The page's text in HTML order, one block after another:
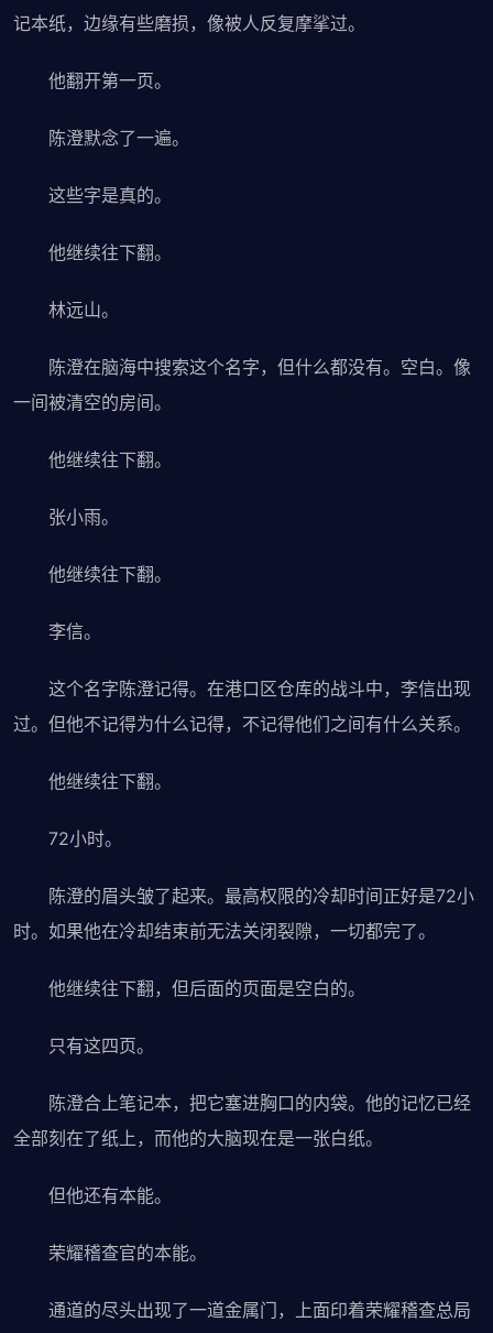
记本纸，边缘有些磨损，像被人反复摩挲过。
他翻开第一页。
陈澄默念了一遍。
这些字是真的。
他继续往下翻。
林远山。
陈澄在脑海中搜索这个名字，但什么都没有。空白。像
一间被清空的房间。
他继续往下翻。
张小雨。
他继续往下翻。
李信。
这个名字陈澄记得。在港口区仓库的战斗中，李信出现
过。但他不记得为什么记得，不记得他们之间有什么关系。
他继续往下翻。
72小时。
陈澄的眉头皱了起来。最高权限的冷却时间正好是72小
时。如果他在冷却结束前无法关闭裂隙，一切都完了。
他继续往下翻，但后面的页面是空白的。
只有这四页。
陈澄合上笔记本，把它塞进胸口的内袋。他的记忆已经
全部刻在了纸上，而他的大脑现在是一张白纸。
但他还有本能。
荣耀稽查官的本能。
通道的尽头出现了一道金属门，上面印着荣耀稽查总局